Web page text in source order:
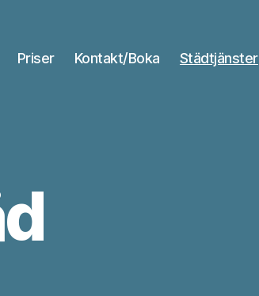
Priser Kontakt/Boka Städtjänster